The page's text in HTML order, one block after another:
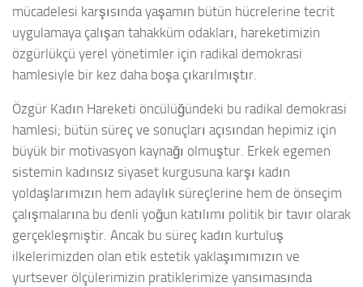
mücadelesi karşısında yaşamın bütün hücrelerine tecrit
uygulamaya çalışan tahakküm odakları, hareketimizin
özgürlükçü yerel yönetimler için radikal demokrasi
hamlesiyle bir kez daha boşa çıkarılmıştır.
Özgür Kadın Hareketi öncülüğündeki bu radikal demokrasi
hamlesi; bütün süreç ve sonuçları açısından hepimiz için
büyük bir motivasyon kaynağı olmuştur. Erkek egemen
sistemin kadınsız siyaset kurgusuna karşı kadın
yoldaşlarımızın hem adaylık süreçlerine hem de önseçim
çalışmalarına bu denli yoğun katılımı politik bir tavır olarak
gerçekleşmiştir. Ancak bu süreç kadın kurtuluş
ilkelerimizden olan etik estetik yaklaşımımızın ve
yurtsever ölçülerimizin pratiklerimize yansımasında